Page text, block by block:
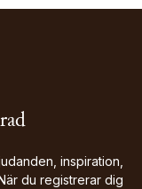
inspiration,
du registrerar dig